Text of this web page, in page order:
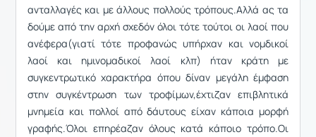
ανταλλαγές και με άλλους πολλούς τρόπους.Αλλά ας τα
δούμε από την αρχή σχεδόν όλοι τότε τούτοι οι λαοί που
ανέφερα(γιατί τότε προφανώς υπήρχαν και νομδικοί
λαοί και ημινομαδικοί λαοί κλπ) ήταν κράτη με
συγκεντρωτικό χαρακτήρα όπου δίναν μεγάλη έμφαση
στην συγκέντρωση των τροφίμων,έχτιζαν επιβλητικά
μνημεία και πολλοί από δάυτους είχαν κάποια μορφή
γραφής.Όλοι επηρέαζαν όλους κατά κάποιο τρόπο.Οι